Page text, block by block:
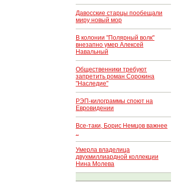
Давосские старцы пообещали
миру новый мор
В колонии "Полярный волк"
внезапно умер Алексей
Навальный
Общественники требуют
запретить роман Сорокина
"Наследие"
РЭП-килограммы споют на
Евровидении
Все-таки, Борис Немцов важнее
Умерла владелица
двухмиллиардной коллекции
Нина Молева